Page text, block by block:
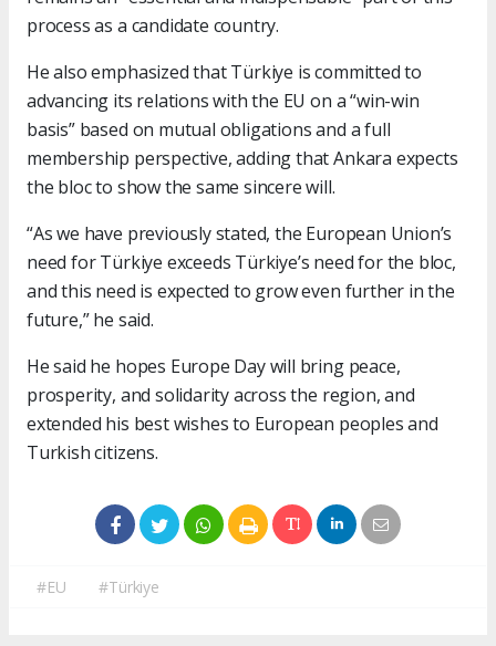
process as a candidate country.
He also emphasized that Türkiye is committed to
advancing its relations with the EU on a “win-win
basis” based on mutual obligations and a full
membership perspective, adding that Ankara expects
the bloc to show the same sincere will.
“As we have previously stated, the European Union’s
need for Türkiye exceeds Türkiye’s need for the bloc,
and this need is expected to grow even further in the
future,” he said.
He said he hopes Europe Day will bring peace,
prosperity, and solidarity across the region, and
extended his best wishes to European peoples and
Turkish citizens.
#EU #Türkiye